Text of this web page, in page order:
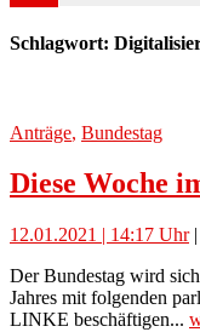
Schlagwort:
Anträge, Bundestag
Diese Woche
12.01.2021 | 14:17 Uhr|
Der Bundestag wird
Jahres mit folgenden
LINKE beschäftigen...